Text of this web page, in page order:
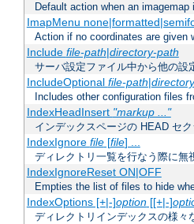
Default action when an
ImapMenu
Action if no coordinates are given
Include file-path|directory-path
サーバ設定ファイル中から他の設
IncludeOptional file-path|
Includes other configuration files
IndexHeadInsert "markup ..."
インデックスページの HEAD セ
IndexIgnore file[file] ...
ディレクトリ一覧を行なう際に無
IndexIgnoreReset ON|OFF
Empties the list of files to hide
IndexOptions [+|-]option[[+|-]
ディレクトリインデックスの様々